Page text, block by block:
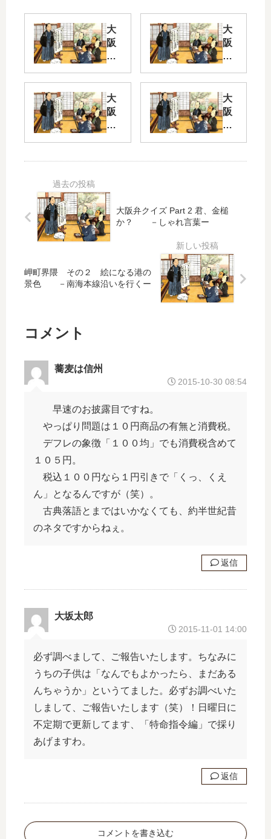
大
阪
弁
イ
ズ
Pa
さ
と
－
大
風
オ
ょ
う
－
オ
ノ
マ
ペ
大
阪
弁
イ
ズ
Pa
rt
2
杭
し
言
葉
－
大
阪
弁
ズ
rt 2
ご
て
◆
語
大
阪
弁
ズ
2
う
の
？
◆
大阪弁クイズ Part 2 君、金槌
か？ －しゃれ言葉ー
岬町界隈 その２ 絵になる港の
景色 －南海本線沿いを行くー
コメント
蕎麦は信州
2015-10-30 08:54
早速のお披露目ですね。
やっぱり問題は１０円商品の有無と消費税。
デフレの象徴「１００均」でも消費税含めて
１０５円。
税込１００円なら１円引きで「くっ、くえ
ん」となるんですが（笑）。
古典落語とまではいかなくても、約半世紀昔
のネタですからねぇ。
返信
大坂太郎
2015-11-01 14:00
必ず調べまして、ご報告いたします。ちなみに
うちの子供は「なんでもよかったら、まだある
んちゃうか」というてました。必ずお調べいた
しまして、ご報告いたします（笑）！日曜日に
不定期で更新してます、「特命指令編」で採り
あげますわ。
返信
コメントを書き込む